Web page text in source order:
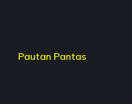
Pautan Pantas